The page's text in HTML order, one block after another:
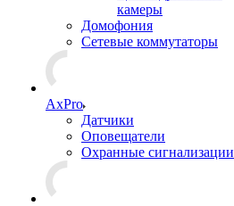
камеры
Домофония
Сетевые коммутаторы
AxPro
Датчики
Оповещатели
Охранные сигнализации